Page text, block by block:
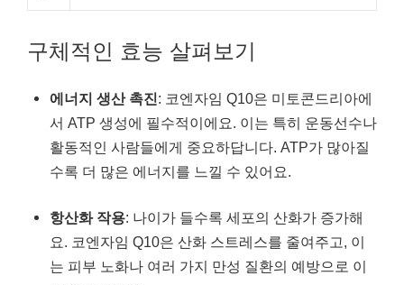
구체적인 효능 살펴보기
에너지 생산 촉진: 코엔자임 Q10은 미토콘드리아에
서 ATP 생성에 필수적이에요. 이는 특히 운동선수나
활동적인 사람들에게 중요하답니다. ATP가 많아질
수록 더 많은 에너지를 느낄 수 있어요.
항산화 작용: 나이가 들수록 세포의 산화가 증가해
요. 코엔자임 Q10은 산화 스트레스를 줄여주고, 이
는 피부 노화나 여러 가지 만성 질환의 예방으로 이